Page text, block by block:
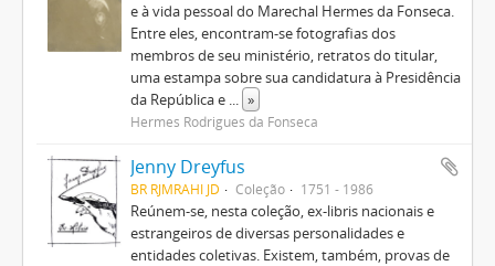
e à vida pessoal do Marechal Hermes da Fonseca.
Entre eles, encontram-se fotografias dos
membros de seu ministério, retratos do titular,
uma estampa sobre sua candidatura à Presidência
da República e ... »
Hermes Rodrigues da Fonseca
Jenny Dreyfus
BR RJMRAHI JD Coleção 1751 - 1986
Reúnem-se, nesta coleção, ex-libris nacionais e
estrangeiros de diversas personalidades e
entidades coletivas. Existem, também, provas de